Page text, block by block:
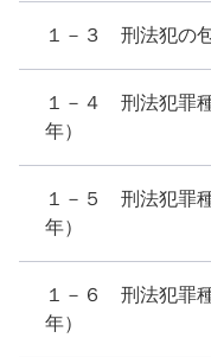
１－３ 刑法犯の
１－４ 刑法犯罪
年）
１－５ 刑法犯罪
年）
１－６ 刑法犯罪
年）